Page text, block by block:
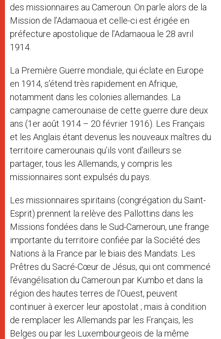
des missionnaires au Cameroun. On parle alors de la
Mission de l’Adamaoua et celle-ci est érigée en
préfecture apostolique de l’Adamaoua le 28 avril
1914.
La Première Guerre mondiale, qui éclate en Europe
en 1914, s’étend très rapidement en Afrique,
notamment dans les colonies allemandes. La
campagne camerounaise de cette guerre dure deux
ans (1er août 1914 – 20 février 1916). Les Français
et les Anglais étant devenus les nouveaux maîtres du
territoire camerounais qu’ils vont d’ailleurs se
partager, tous les Allemands, y compris les
missionnaires sont expulsés du pays.
Les missionnaires spiritains (congrégation du Saint-
Esprit) prennent la relève des Pallottins dans les
Missions fondées dans le Sud-Cameroun, une frange
importante du territoire confiée par la Société des
Nations à la France par le biais des Mandats. Les
Prêtres du Sacré-Cœur de Jésus, qui ont commencé
l’évangélisation du Cameroun par Kumbo et dans la
région des hautes terres de l’Ouest, peuvent
continuer à exercer leur apostolat ; mais à condition
de remplacer les Allemands par les Français, les
Belges ou par les Luxembourgeois de la même